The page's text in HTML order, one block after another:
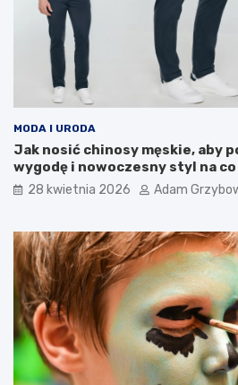
MODA I URODA
Jak nosić chinosy męskie, aby
wygodę i nowoczesny styl na
28 kwietnia 2026 Adam